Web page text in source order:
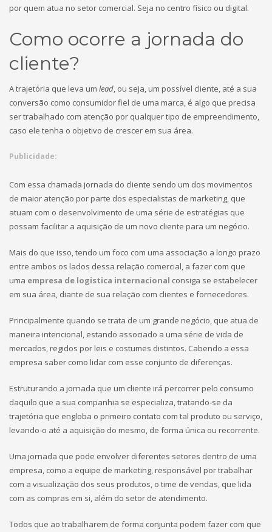
por quem atua no setor comercial. Seja no centro físico ou digital.
Como ocorre a jornada do
cliente?
A trajetória que leva um lead, ou seja, um possível cliente, até a sua
conversão como consumidor fiel de uma marca, é algo que precisa
ser trabalhado com atenção por qualquer tipo de empreendimento,
caso ele tenha o objetivo de crescer em sua área.
Publicidade:
Com essa chamada jornada do cliente sendo um dos movimentos
de maior atenção por parte dos especialistas de marketing, que
atuam com o desenvolvimento de uma série de estratégias que
possam facilitar a aquisição de um novo cliente para um negócio.
Mais do que isso, tendo um foco com uma associação a longo prazo
entre ambos os lados dessa relação comercial, a fazer com que
uma empresa de logistica internacional consiga se estabelecer
em sua área, diante de sua relação com clientes e fornecedores.
Principalmente quando se trata de um grande negócio, que atua de
maneira intencional, estando associado a uma série de vida de
mercados, regidos por leis e costumes distintos. Cabendo a essa
empresa saber como lidar com esse conjunto de diferenças.
Estruturando a jornada que um cliente irá percorrer pelo consumo
daquilo que a sua companhia se especializa, tratando-se da
trajetória que engloba o primeiro contato com tal produto ou serviço,
levando-o até a aquisição do mesmo, de forma única ou recorrente.
Uma jornada que pode envolver diferentes setores dentro de uma
empresa, como a equipe de marketing, responsável por trabalhar
com a visualização dos seus produtos, o time de vendas, que lida
com as compras em si, além do setor de atendimento.
Todos que ao trabalharem de forma conjunta podem fazer com que